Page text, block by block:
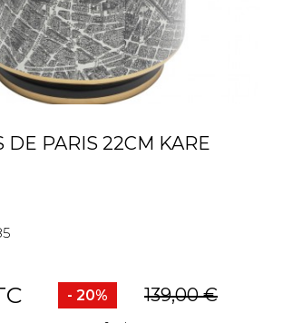
DE PARIS 22CM KARE
- 20% 139,00 €